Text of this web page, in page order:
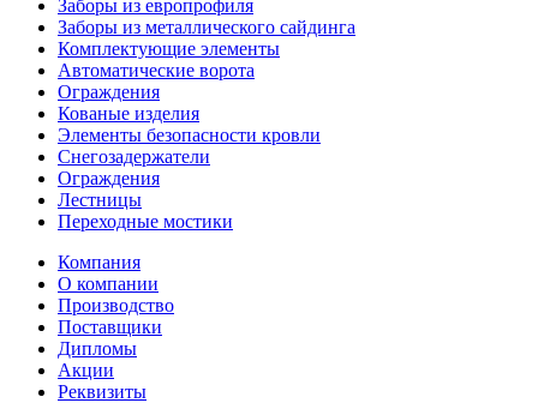
Заборы из европрофиля
Заборы из металлического сайдинга
Комплектующие элементы
Автоматические ворота
Ограждения
Кованые изделия
Элементы безопасности кровли
Снегозадержатели
Ограждения
Лестницы
Переходные мостики
Компания
О компании
Производство
Поставщики
Дипломы
Акции
Реквизиты